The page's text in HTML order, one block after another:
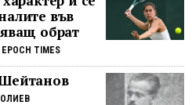
извънредните инструменти за
защита биха могли да се
„легитимни и ...
във
обрат
TIMES